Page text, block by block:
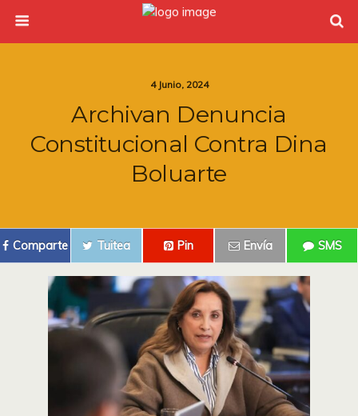
4 Junio, 2024
Archivan Denuncia
Constitucional Contra Dina
Boluarte
Comparte Tuitea Pin Envía SMS